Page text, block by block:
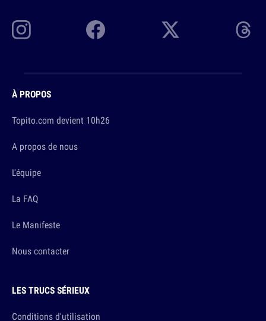
À PROPOS
Topito.com devient 10h26
A propos de nous
L'équipe
La FAQ
Le Manifeste
Nous contacter
LES TRUCS SÉRIEUX
Conditions d'utilisation